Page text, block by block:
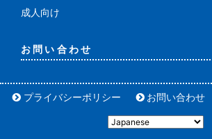
成人向け
お問い合わせ
プライバシーポリシー お問い合わせ